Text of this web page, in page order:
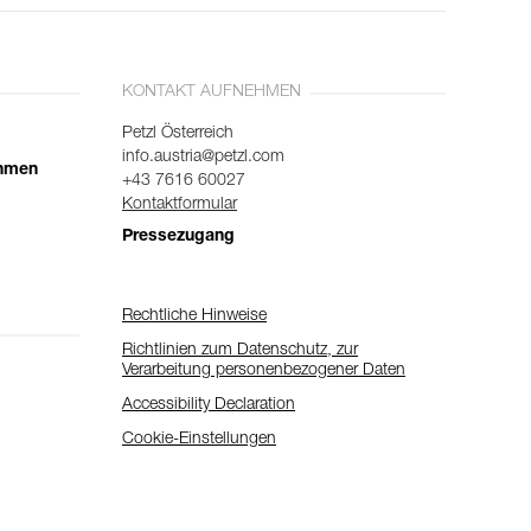
KONTAKT AUFNEHMEN
Petzl Österreich
info.austria@petzl.com
+43 7616 60027
Kontaktformular
Pressezugang
Rechtliche Hinweise
Richtlinien zum Datenschutz, zur
Verarbeitung personenbezogener Daten
Accessibility Declaration
Cookie-Einstellungen